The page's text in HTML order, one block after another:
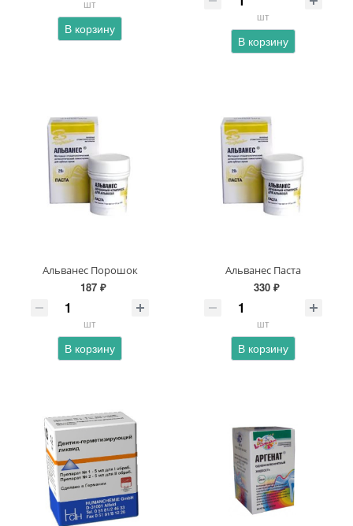
шт
В корзину
шт
В корзину
Альванес Порошок
187 ₽
шт
В корзину
Альванес Паста
330 ₽
шт
В корзину